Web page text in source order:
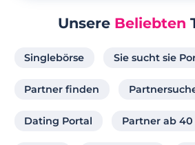
Unsere Beliebten
Singlebörse Sie sucht sie
Partner finden
Dating Portal Partner ab 40